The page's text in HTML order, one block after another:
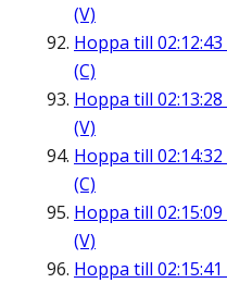
(V)
Hoppa till 02:12:43
(C)
Hoppa till 02:13:28
(V)
Hoppa till 02:14:32
(C)
Hoppa till 02:15:09
(V)
Hoppa till 02:15:41